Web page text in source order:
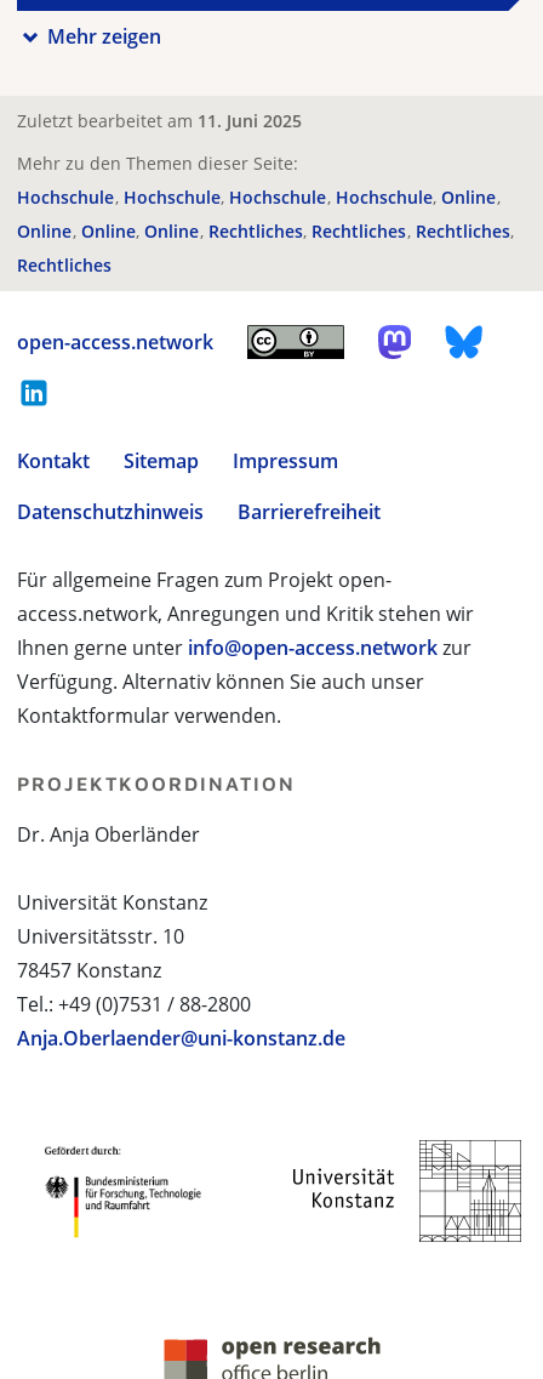
Mehr zeigen
Zuletzt bearbeitet am 11. Juni 2025
Mehr zu den Themen dieser Seite:
Hochschule Hochschule Hochschule Hochschule Online
Online Online Online Rechtliches Rechtliches Rechtliches
Rechtliches
open-access.network
Kontakt Sitemap
Impressum
Datenschutzhinweis
Barrierefreiheit
Für allgemeine Fragen zum Projekt open-
access.network, Anregungen und Kritik stehen wir
Ihnen gerne unter info@open-access.networkzur
Verfügung. Alternativ können Sie auch unser
Kontaktformular verwenden.
PROJEKTKOORDINATION
Dr. Anja Oberländer
Universität Konstanz
Universitätsstr. 10
78457 Konstanz
Tel.: +49 (0)7531 / 88-2800
Anja.Oberlaender@uni-konstanz.de